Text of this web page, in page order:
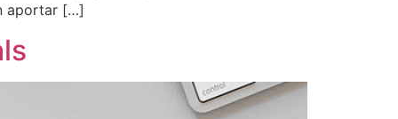
aportar […]